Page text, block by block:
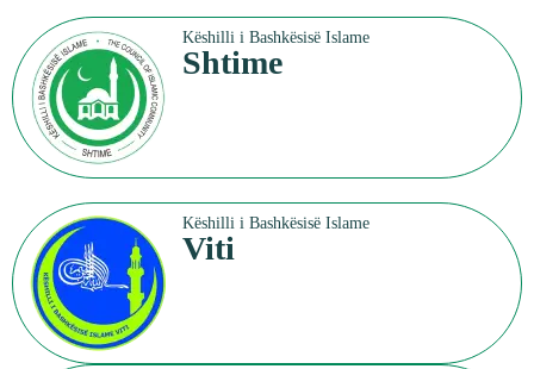
Këshilli i Bashkësisë Islame
Shtime
Këshilli i Bashkësisë Islame
Viti